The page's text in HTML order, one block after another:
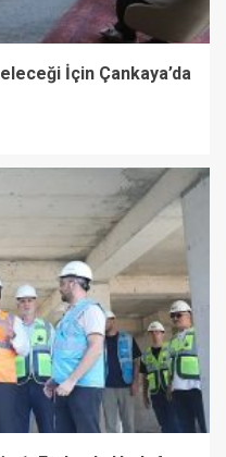
İçin Çankaya’da